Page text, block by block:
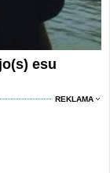
esu
REKLAMA